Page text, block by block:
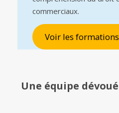
commerciaux.
Voir les formations
Une équipe